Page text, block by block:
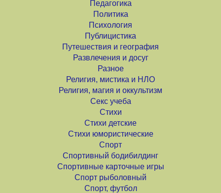
Педагогика
Политика
Психология
Публицистика
Путешествия и география
Развлечения и досуг
Разное
Религия, мистика и НЛО
Религия, магия и оккультизм
Секс учеба
Стихи
Стихи детские
Стихи юмористические
Спорт
Спортивный бодибилдинг
Спортивные карточные игры
Спорт рыболовный
Спорт, футбол